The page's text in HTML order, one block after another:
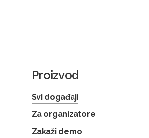
Proizvod
Svi događaji
Za organizatore
Zakaži demo